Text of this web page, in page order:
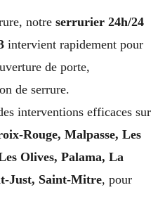
notre serrurier 24h/24
intervient rapidement pour
de porte,
de serrure.
interventions efficaces sur
Rouge, Malpasse, Les
Olives, Palama, La
Just, Saint-Mitre, pour